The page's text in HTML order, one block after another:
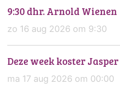
9:30 dhr. Arnold Wienen
zo 16 aug 2026 om 9:30
Deze week koster
ma 17 aug 2026 om 00:00